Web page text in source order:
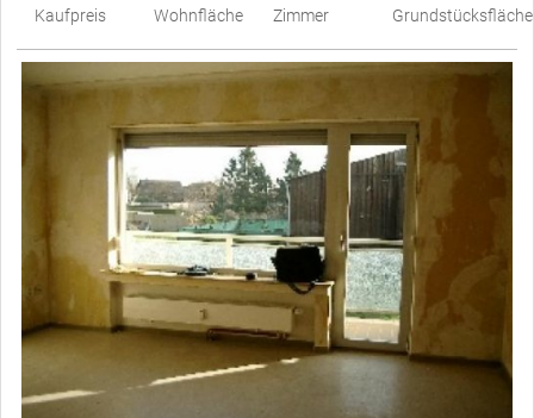
Kaufpreis
Wohnfläche
Zimmer
Grundstücksfläche